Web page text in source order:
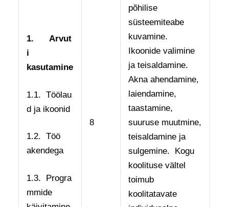
1.Arvut
i
kasutamine
1.1. Töölau
d ja ikoonid
1.2. Töö
akendega
1.3. Progra
mmide
8
põhilise
süsteemiteabe
kuvamine.
Ikoonide valimine
ja teisaldamine.
Akna ahendamine,
laiendamine,
taastamine,
suuruse muutmine,
teisaldamine ja
sulgemine. Kogu
koolituse vältel
toimub
koolitatavate